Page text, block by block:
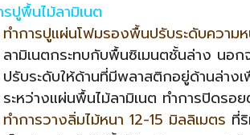
ปูพื้นไม้ลามิเนต
ทำการปูแผ่นโฟมรองพื้นปรับระดับความ
ลามิเนตกระทบกับพื้นซิเมนตชั้นล่าง นอ
ปรับระดับให้ด้านที่มีพลาสติกอยู่ด้านล่าง
ระหว่างแผ่นพื้นไม้ลามิเนต ทำการปิดรอ
ทำการวางลิ่มไม้หนา 12-15 มิลลิเมตร ที่